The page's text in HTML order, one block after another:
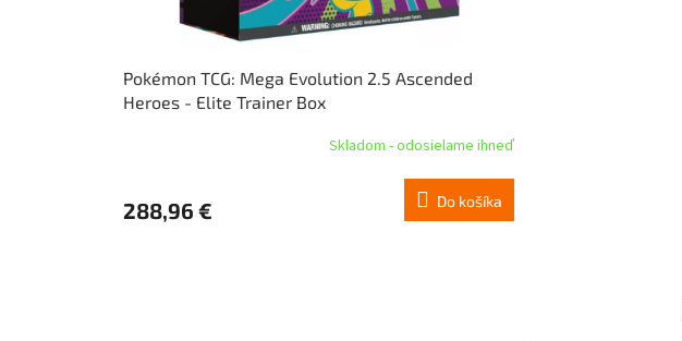
Pokémon TCG: Mega Evolution 2.5 Ascended
Heroes - Elite Trainer Box
Skladom - odosielame ihneď
288,96 € Do košíka